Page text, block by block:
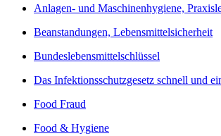
Anlagen- und Maschinenhygiene,
Beanstandungen, Lebensmittelsicherheit
Bundeslebensmittelschlüssel
Das Infektionsschutzgesetz schnell und
Food Fraud
Food & Hygiene